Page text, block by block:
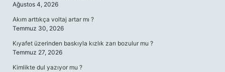
Ağustos 4, 2026
Akım arttıkça voltaj artar mı ?
Temmuz 30, 2026
Kıyafet üzerinden baskıyla kızlık zarı bozulur mu ?
Temmuz 27, 2026
Kimlikte dul yazıyor mu ?